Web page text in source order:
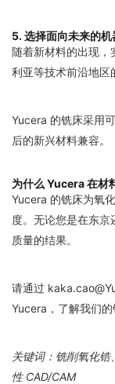
5. 选择面向未来的机
随着新材料的出现，
利亚等技术前沿地区
Yucera 的铣床采用
后的新兴材料兼容。
为什么 Yucera 在材
Yucera 的铣床为氧
度。无论您是在东
质量的结果。
请通过
Yucera，了解我们的
关键词：铣削氧化
性 CAD/CAM